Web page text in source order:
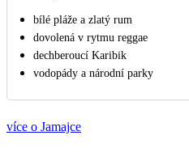
bílé pláže a zlatý rum
dovolená v rytmu reggae
dechberoucí Karibik
vodopády a národní parky
více o Jamajce